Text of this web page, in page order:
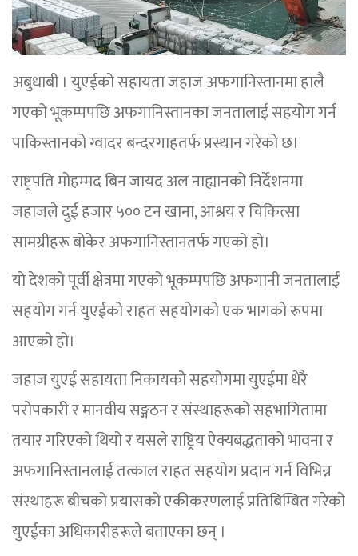
अबुधाबी । युएईको सहायता जहाज अफगानिस्तानमा हालै
गएको भूकम्पपछि अफगानिस्तानका जनतालाई सहयोग गर्न
पाकिस्तानको ग्वादर बन्दरगाहतर्फ प्रस्थान गरेको छ।
राष्ट्रपति मोहम्मद बिन जायद अल नाह्यानको निर्देशनमा
जहाजले दुई हजार ५०० टन खाना, आश्रय र चिकित्सा
सामग्रीहरू बोकेर अफगानिस्तानतर्फ गएको हो।
यो देशको पूर्वी क्षेत्रमा गएको भूकम्पपछि अफगानी जनतालाई
सहयोग गर्न युएईको राहत सहयोगको एक भागको रूपमा
आएको हो।
जहाज युएई सहायता निकायको सहयोगमा युएईमा धेरै
परोपकारी र मानवीय सङ्गठन र संस्थाहरूको सहभागितामा
तयार गरिएको थियो र यसले राष्ट्रिय ऐक्यबद्धताको भावना र
अफगानिस्तानलाई तत्काल राहत सहयोग प्रदान गर्न विभिन्न
संस्थाहरू बीचको प्रयासको एकीकरणलाई प्रतिबिम्बित गरेको
युएईका अधिकारीहरूले बताएका छन् ।